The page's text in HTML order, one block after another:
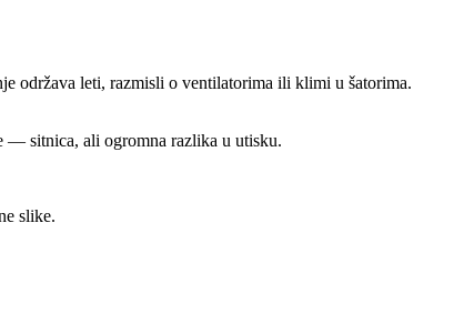
održava leti, razmisli o ventilatorima ili klimi u šatorima.
— sitnica, ali ogromna razlika u utisku.
slike.